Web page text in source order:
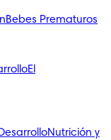
Bebes Prematuros
El
Nutrición y